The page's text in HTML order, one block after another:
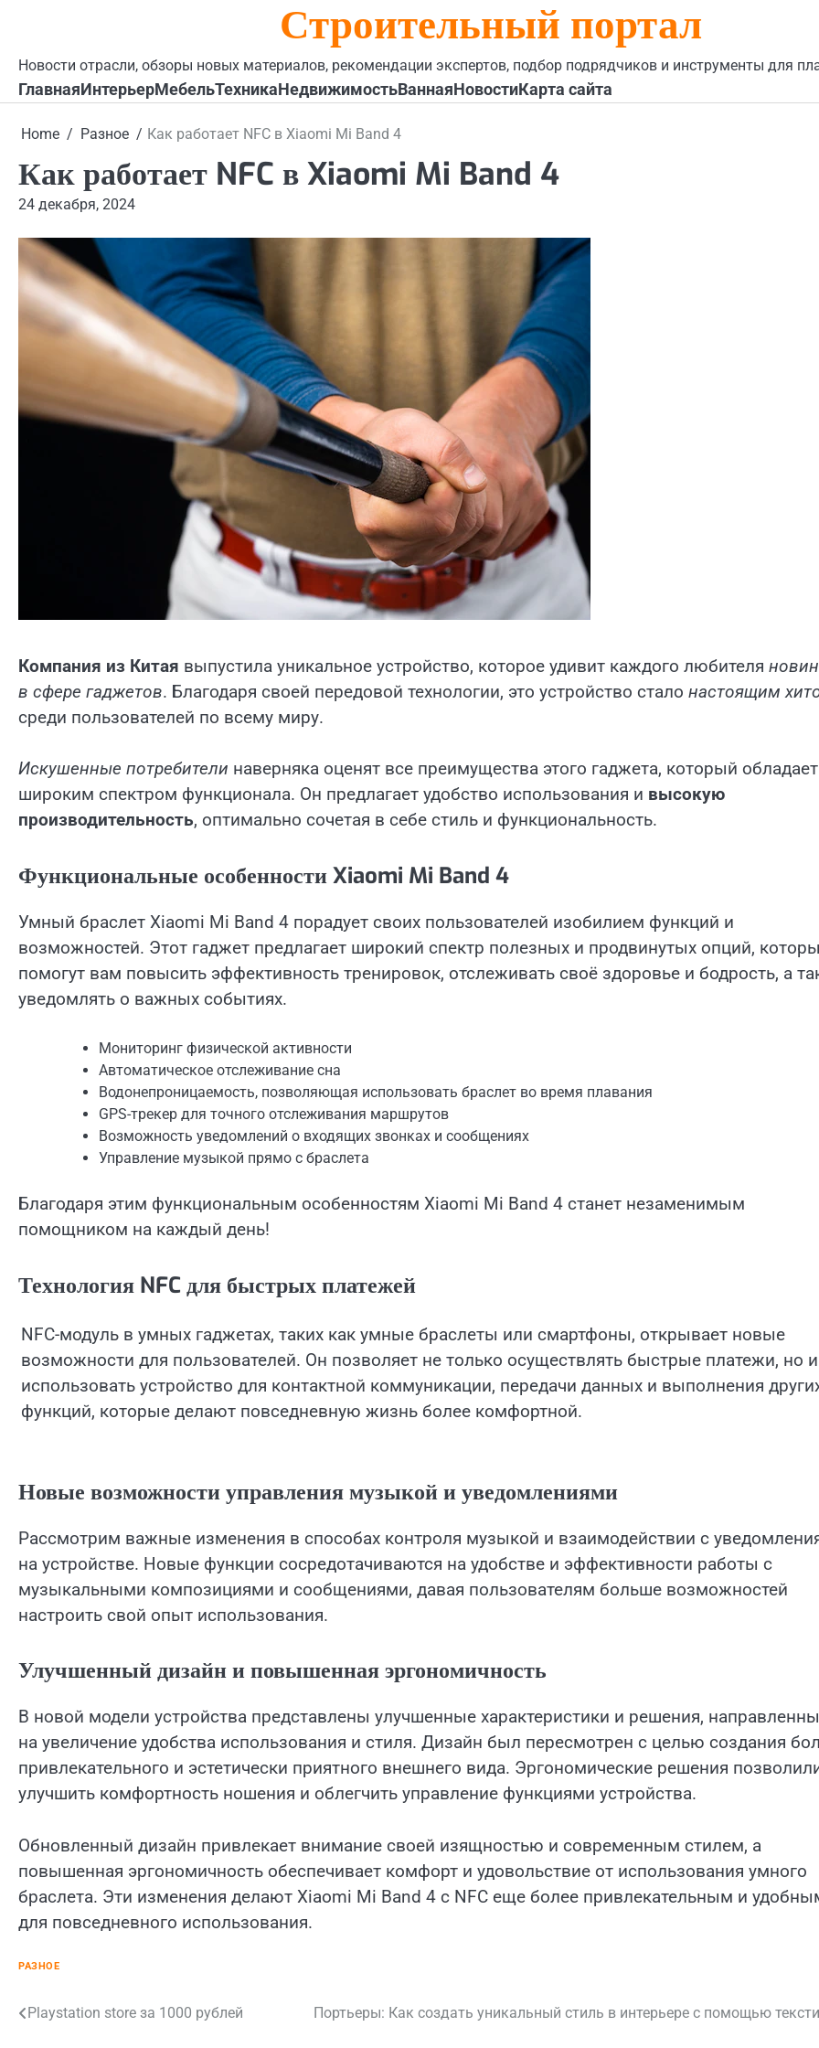
Строительный портал
Новости отрасли, обзоры новых материалов, рекомендации экспертов, подбор подрядчиков и инструменты для
ГлавнаяИнтерьерМебельТехникаНедвижимостьВаннаяНовостиКарта сайта
Home Разное Как работает NFC в Xiaomi Mi Band 4
Как работает NFC в Xiaomi Mi Band 4
24 декабря, 2024
Компания из Китая выпустила уникальное устройство, которое удивит каждого любителя
в сфере гаджетов. Благодаря своей передовой технологии, это устройство стало настоящим
среди пользователей по всему миру.
Искушенные потребители наверняка оценят все преимущества этого гаджета, который обладает
широким спектром функционала. Он предлагает удобство использования и высокую
производительность, оптимально сочетая в себе стиль и функциональность.
Функциональные особенности Xiaomi Mi Band 4
Умный браслет Xiaomi Mi Band 4 порадует своих пользователей изобилием функций и
возможностей. Этот гаджет предлагает широкий спектр полезных и продвинутых опций,
помогут вам повысить эффективность тренировок, отслеживать своё здоровье и бодрость, а
уведомлять о важных событиях.
Мониторинг физической активности
Автоматическое отслеживание сна
Водонепроницаемость, позволяющая использовать браслет во время плавания
GPS-трекер для точного отслеживания маршрутов
Возможность уведомлений о входящих звонках и сообщениях
Управление музыкой прямо с браслета
Благодаря этим функциональным особенностям Xiaomi Mi Band 4 станет незаменимым
помощником на каждый день!
Технология NFC для быстрых платежей
NFC-модуль в умных гаджетах, таких как умные браслеты или смартфоны, открывает новые
возможности для пользователей. Он позволяет не только осуществлять быстрые платежи, но и
использовать устройство для контактной коммуникации, передачи данных и выполнения
функций, которые делают повседневную жизнь более комфортной.
Новые возможности управления музыкой и уведомлениями
Рассмотрим важные изменения в способах контроля музыкой и взаимодействии с
на устройстве. Новые функции сосредотачиваются на удобстве и эффективности работы с
музыкальными композициями и сообщениями, давая пользователям больше возможностей
настроить свой опыт использования.
Улучшенный дизайн и повышенная эргономичность
В новой модели устройства представлены улучшенные характеристики и решения,
на увеличение удобства использования и стиля. Дизайн был пересмотрен с целью создания
привлекательного и эстетически приятного внешнего вида. Эргономические решения
улучшить комфортность ношения и облегчить управление функциями устройства.
Обновленный дизайн привлекает внимание своей изящностью и современным стилем, а
повышенная эргономичность обеспечивает комфорт и удовольствие от использования умного
браслета. Эти изменения делают Xiaomi Mi Band 4 с NFC еще более привлекательным и
для повседневного использования.
РАЗНОЕ
Навигация
Playstation store за 1000 рублей Портьеры: Как создать уникальный стиль в интерьере с помощью